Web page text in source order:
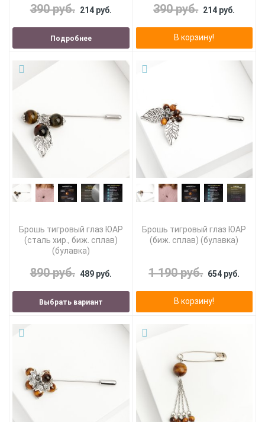
390 руб. 214 руб.
Подробнее
390 руб. 214 руб.
В корзину!
Брошь тигровый глаз ЮАР
(сталь хир., биж. сплав)
(булавка)
890 руб. 489 руб.
Выбрать вариант
Брошь тигровый глаз ЮАР
(биж. сплав) (булавка)
1 190 руб. 654 руб.
В корзину!